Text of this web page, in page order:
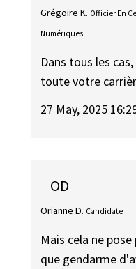
Grégoire K. Officier En
Numériques
Dans tous les
toute votre
27 May, 2025
OD
Orianne D. Candidate
Mais cela ne
que gendarme